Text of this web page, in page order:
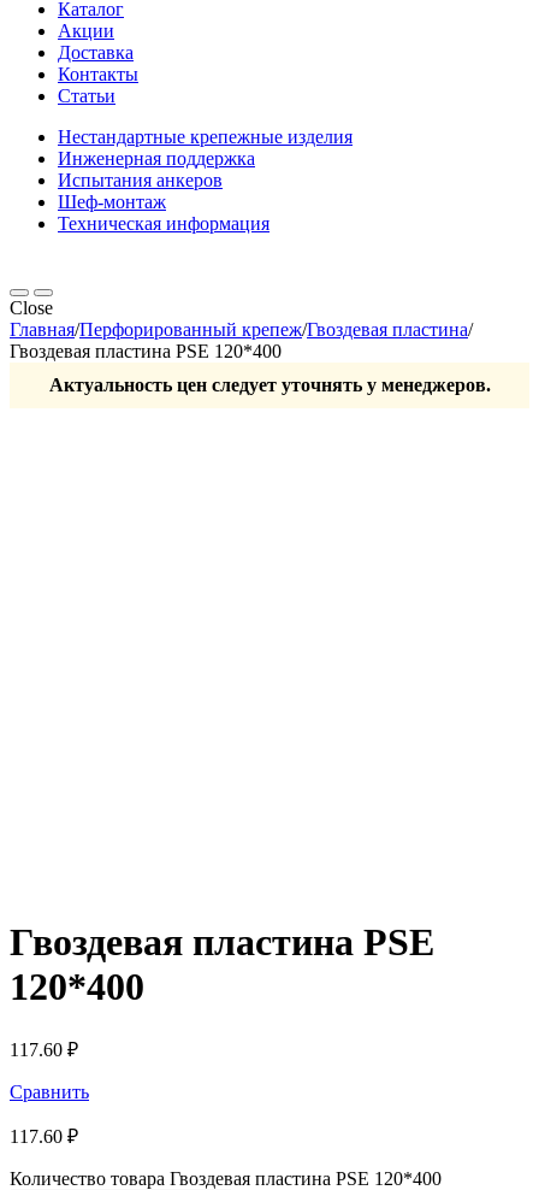
Каталог
Акции
Доставка
Контакты
Статьи
Нестандартные крепежные изделия
Инженерная поддержка
Испытания анкеров
Шеф-монтаж
Техническая информация
Close
Главная/Перфорированный крепеж/Гвоздевая пластина/
Гвоздевая пластина PSE 120*400
Актуальность цен следует уточнять у менеджеров.
Гвоздевая пластина PSE
120*400
117.60 ₽
Сравнить
117.60 ₽
Количество товара Гвоздевая пластина PSE 120*400